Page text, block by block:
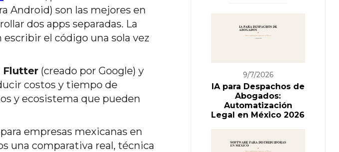
Android) son las mejores en
dos apps separadas. La
el código una sola vez
Flutter (creado por Google) y
costos y tiempo de
y ecosistema que pueden
empresas mexicanas en
una comparativa real, técnica
9/7/2026
IA para Despachos de
Abogados:
Automatización
Legal en México 2026